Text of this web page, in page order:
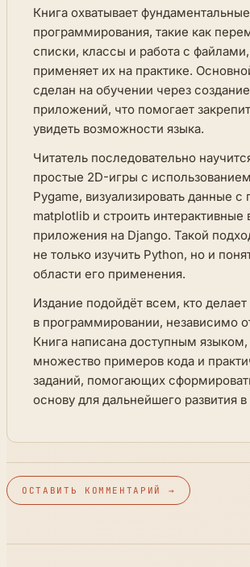
Книга охватывает
программирования, такие как
списки, классы и работа с
применяет их на практике.
сделан на обучении через
приложений, что помогает
увидеть возможности языка.
Читатель последовательно
простые 2D-игры с
Pygame, визуализировать данные
matplotlib и строить интерактивные
приложения на Django. Такой
не только изучить Python, но и
области его применения.
Издание подойдёт всем, кто
в программировании, независимо
Книга написана доступным
множество примеров кода и
заданий, помогающих
основу для дальнейшего развития в
ОСТАВИТЬ КОММЕНТАРИЙ →